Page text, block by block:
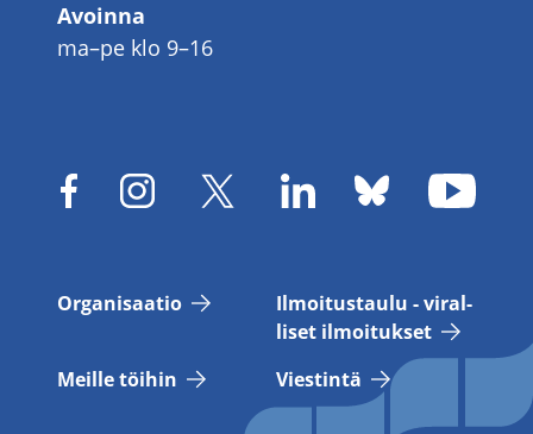
Avoinna
ma–pe klo 9–16
Or­ga­ni­saa­tio
Il­moi­tus­tau­lu - vi­ral­
li­set il­moi­tuk­set
Meil­le töi­hin
Vies­tin­tä